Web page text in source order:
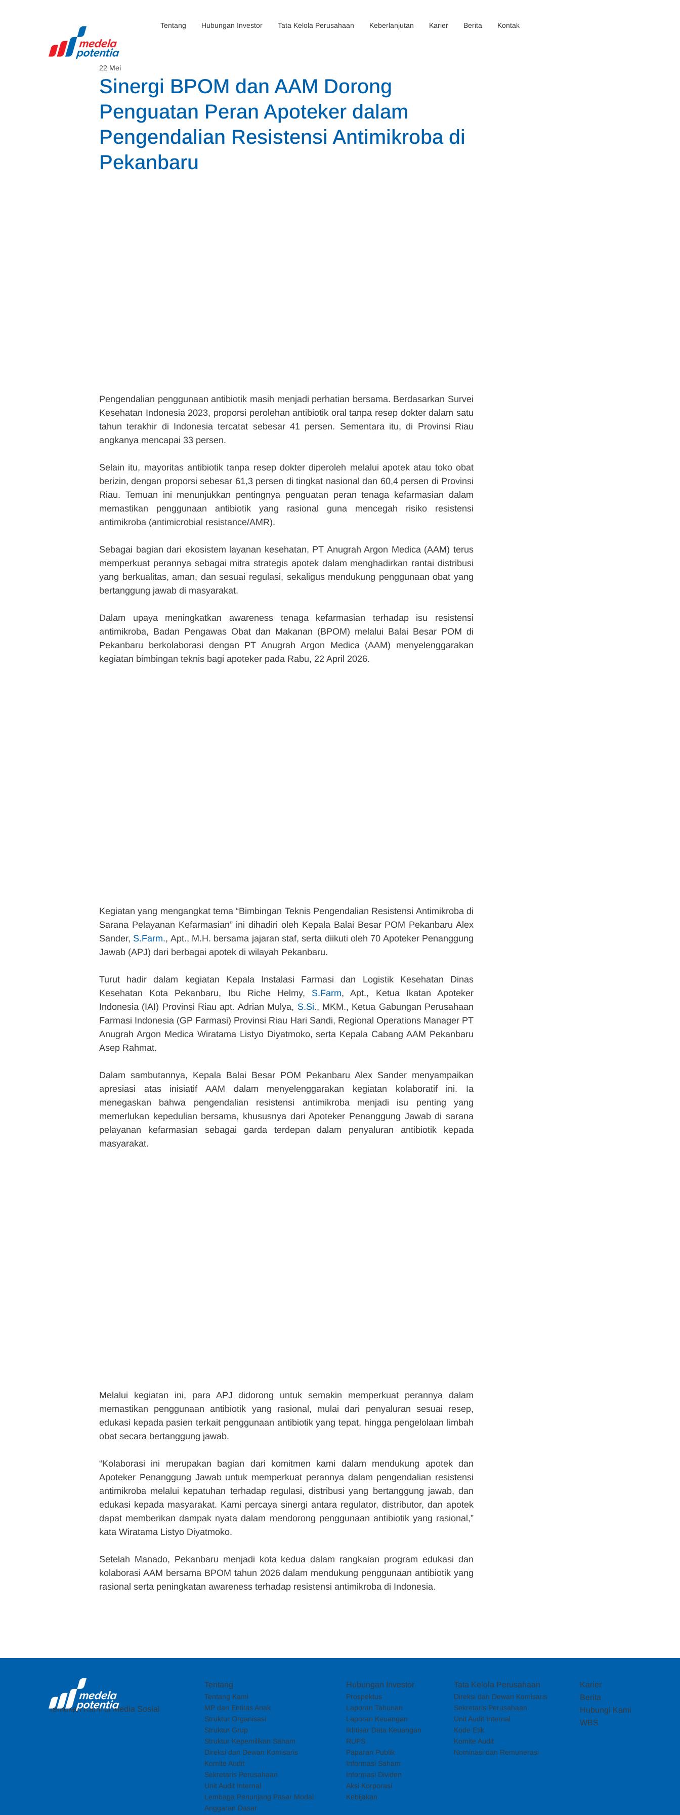
Tentang Hubungan Investor Tata Kelola Perusahaan Keberlanjutan Karier Berita Kontak
Sinergi BPOM dan AAM Dorong
Penguatan Peran Apoteker dalam
Pengendalian Resistensi Antimikroba di
Pekanbaru
22 Mei
Pengendalian penggunaan antibiotik masih menjadi perhatian bersama. Berdasarkan Survei
Kesehatan Indonesia 2023, proporsi perolehan antibiotik oral tanpa resep dokter dalam satu
tahun terakhir di Indonesia tercatat sebesar 41 persen. Sementara itu, di Provinsi Riau
angkanya mencapai 33 persen.
Selain itu, mayoritas antibiotik tanpa resep dokter diperoleh melalui apotek atau toko obat
berizin, dengan proporsi sebesar 61,3 persen di tingkat nasional dan 60,4 persen di Provinsi
Riau. Temuan ini menunjukkan pentingnya penguatan peran tenaga kefarmasian dalam
memastikan penggunaan antibiotik yang rasional guna mencegah risiko resistensi
antimikroba (antimicrobial resistance/AMR).
Sebagai bagian dari ekosistem layanan kesehatan, PT Anugrah Argon Medica (AAM) terus
memperkuat perannya sebagai mitra strategis apotek dalam menghadirkan rantai distribusi
yang berkualitas, aman, dan sesuai regulasi, sekaligus mendukung penggunaan obat yang
bertanggung jawab di masyarakat.
Dalam upaya meningkatkan awareness tenaga kefarmasian terhadap isu resistensi
antimikroba, Badan Pengawas Obat dan Makanan (BPOM) melalui Balai Besar POM di
Pekanbaru berkolaborasi dengan PT Anugrah Argon Medica (AAM) menyelenggarakan
kegiatan bimbingan teknis bagi apoteker pada Rabu, 22 April 2026.
Kegiatan yang mengangkat tema “Bimbingan Teknis Pengendalian Resistensi Antimikroba di
Sarana Pelayanan Kefarmasian” ini dihadiri oleh Kepala Balai Besar POM Pekanbaru Alex
Sander, S.Farm., Apt., M.H. bersama jajaran staf, serta diikuti oleh 70 Apoteker Penanggung
Jawab (APJ) dari berbagai apotek di wilayah Pekanbaru.
Turut hadir dalam kegiatan Kepala Instalasi Farmasi dan Logistik Kesehatan Dinas
Kesehatan Kota Pekanbaru, Ibu Riche Helmy, S.Farm, Apt., Ketua Ikatan Apoteker
Indonesia (IAI) Provinsi Riau apt. Adrian Mulya, S.Si., MKM., Ketua Gabungan Perusahaan
Farmasi Indonesia (GP Farmasi) Provinsi Riau Hari Sandi, Regional Operations Manager PT
Anugrah Argon Medica Wiratama Listyo Diyatmoko, serta Kepala Cabang AAM Pekanbaru
Asep Rahmat.
Dalam sambutannya, Kepala Balai Besar POM Pekanbaru Alex Sander menyampaikan
apresiasi atas inisiatif AAM dalam menyelenggarakan kegiatan kolaboratif ini. Ia
menegaskan bahwa pengendalian resistensi antimikroba menjadi isu penting yang
memerlukan kepedulian bersama, khususnya dari Apoteker Penanggung Jawab di sarana
pelayanan kefarmasian sebagai garda terdepan dalam penyaluran antibiotik kepada
masyarakat.
Melalui kegiatan ini, para APJ didorong untuk semakin memperkuat perannya dalam
memastikan penggunaan antibiotik yang rasional, mulai dari penyaluran sesuai resep,
edukasi kepada pasien terkait penggunaan antibiotik yang tepat, hingga pengelolaan limbah
obat secara bertanggung jawab.
“Kolaborasi ini merupakan bagian dari komitmen kami dalam mendukung apotek dan
Apoteker Penanggung Jawab untuk memperkuat perannya dalam pengendalian resistensi
antimikroba melalui kepatuhan terhadap regulasi, distribusi yang bertanggung jawab, dan
edukasi kepada masyarakat. Kami percaya sinergi antara regulator, distributor, dan apotek
dapat memberikan dampak nyata dalam mendorong penggunaan antibiotik yang rasional,”
kata Wiratama Listyo Diyatmoko.
Setelah Manado, Pekanbaru menjadi kota kedua dalam rangkaian program edukasi dan
kolaborasi AAM bersama BPOM tahun 2026 dalam mendukung penggunaan antibiotik yang
rasional serta peningkatan awareness terhadap resistensi antimikroba di Indonesia.
Karier
Berita
Hubungi Kami
WBS
Direksi dan Dewan Komisaris
Sekretaris Perusahaan
Unit Audit Internal
Kode Etik
Komite Audit
Nominasi dan Remunerasi
Tata Kelola Perusahaan
Prospektus
Laporan Tahunan
Laporan Keuangan
Ikhtisar Data Keuangan
RUPS
Paparan Publik
Informasi Saham
Informasi Dividen
Aksi Korporasi
Kebijakan
Hubungan Investor
Tentang Kami
MP dan Entitas Anak
Struktur Organisasi
Struktur Grup
Struktur Kepemilikan Saham
Direksi dan Dewan Komisaris
Komite Audit
Sekretaris Perusahaan
Unit Audit Internal
Lembaga Penunjang Pasar Modal
Anggaran Dasar
Tentang
Temukan Kami di Media Sosial